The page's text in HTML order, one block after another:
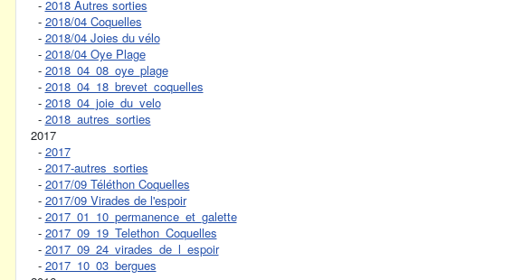
- 2018 Autres sorties
- 2018/04 Coquelles
- 2018/04 Joies du vélo
- 2018/04 Oye Plage
- 2018_04_08_oye_plage
- 2018_04_18_brevet_coquelles
- 2018_04_joie_du_velo
- 2018_autres_sorties
2017
- 2017
- 2017-autres_sorties
- 2017/09 Téléthon Coquelles
- 2017/09 Virades de l'espoir
- 2017_01_10_permanence_et_galette
- 2017_09_19_Telethon_Coquelles
- 2017_09_24_virades_de_l_espoir
- 2017_10_03_bergues